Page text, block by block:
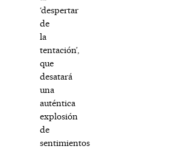
‘despertar
de
la
tentación’,
que
desatará
una
auténtica
explosión
de
sentimientos